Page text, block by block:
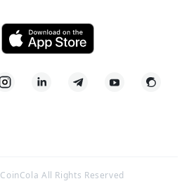
CoinCola All Rights Reserved